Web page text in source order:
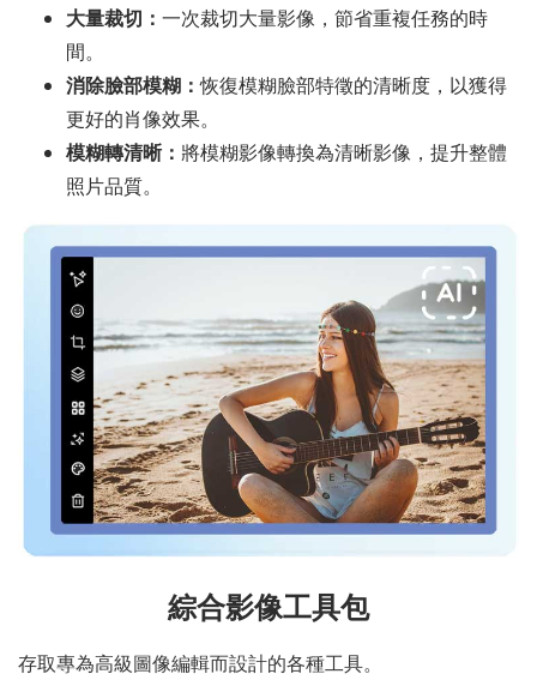
大量裁切： 一次裁切大量影像，節省重複任務的時
間。
消除臉部模糊：恢復模糊臉部特徵的清晰度，以獲得
更好的肖像效果。
模糊轉清晰： 將模糊影像轉換為清晰影像，提升整體
照片品質。
綜合影像工具包
存取專為高級圖像編輯而設計的各種工具。